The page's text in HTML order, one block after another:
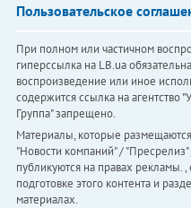
Пользовательское
При полном или частичном
гиперссылка на LB.ua
воспроизведение или иное
содержится ссылка на агентство
Группа" запрещено.
Материалы, которые
"Новости компаний" /
публикуются на правах рекламы. ,
подготовке этого контента и
материалах.